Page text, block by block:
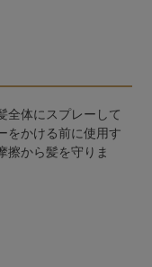
全体にスプレーして
をかける前に使用す
擦から髪を守りま